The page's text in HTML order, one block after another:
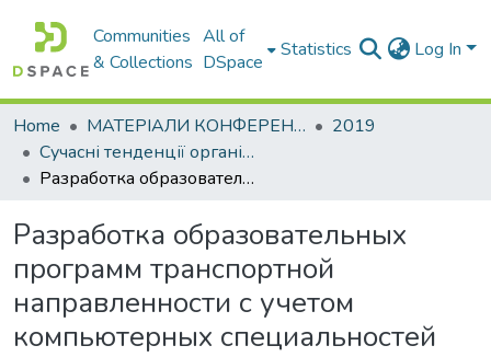
Communities
& Collections
All of
DSpace
Statistics Log In
Home МАТЕРІАЛИ КОНФЕРЕНЦІЙ
2019
Сучасні тенденції організаційнометодологічного забезпечення підготовки фахівців: проблеми та шляхи їх вирішення в умовах глобалізації та євроекономічної інтеграції
Разработка образовательных программ транспортной направленности с учетом компьютерных специальностей
Разработка образовательных
программ транспортной
направленности с учетом
компьютерных специальностей